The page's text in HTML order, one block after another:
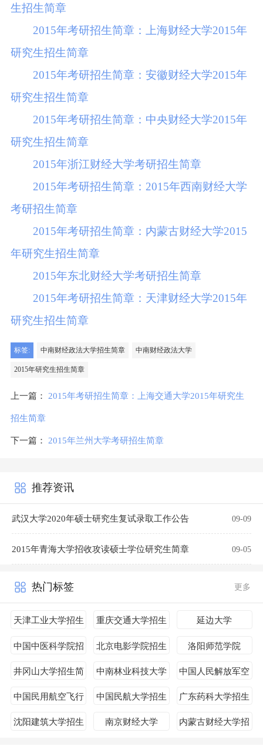
生招生简章
2015年考研招生简章：上海财经大学2015年
研究生招生简章
2015年考研招生简章：安徽财经大学2015年
研究生招生简章
2015年考研招生简章：中央财经大学2015年
研究生招生简章
2015年浙江财经大学考研招生简章
2015年考研招生简章：2015年西南财经大学
考研招生简章
2015年考研招生简章：内蒙古财经大学2015
年研究生招生简章
2015年东北财经大学考研招生简章
2015年考研招生简章：天津财经大学2015年
研究生招生简章
标签: 中南财经政法大学招生简章 中南财经政法大学
2015年研究生招生简章
上一篇： 2015年考研招生简章：上海交通大学2015年研究生
招生简章
下一篇： 2015年兰州大学考研招生简章
推荐资讯
武汉大学2020年硕士研究生复试录取工作公告 09-09
2015年青海大学招收攻读硕士学位研究生简章 09-05
热门标签 更多
天津工业大学招生
重庆交通大学招生
延边大学
中国中医科学院招
北京电影学院招生
洛阳师范学院
井冈山大学招生简
中南林业科技大学
中国人民解放军空
中国民用航空飞行
中国民航大学招生
广东药科大学招生
沈阳建筑大学招生
南京财经大学
内蒙古财经大学招